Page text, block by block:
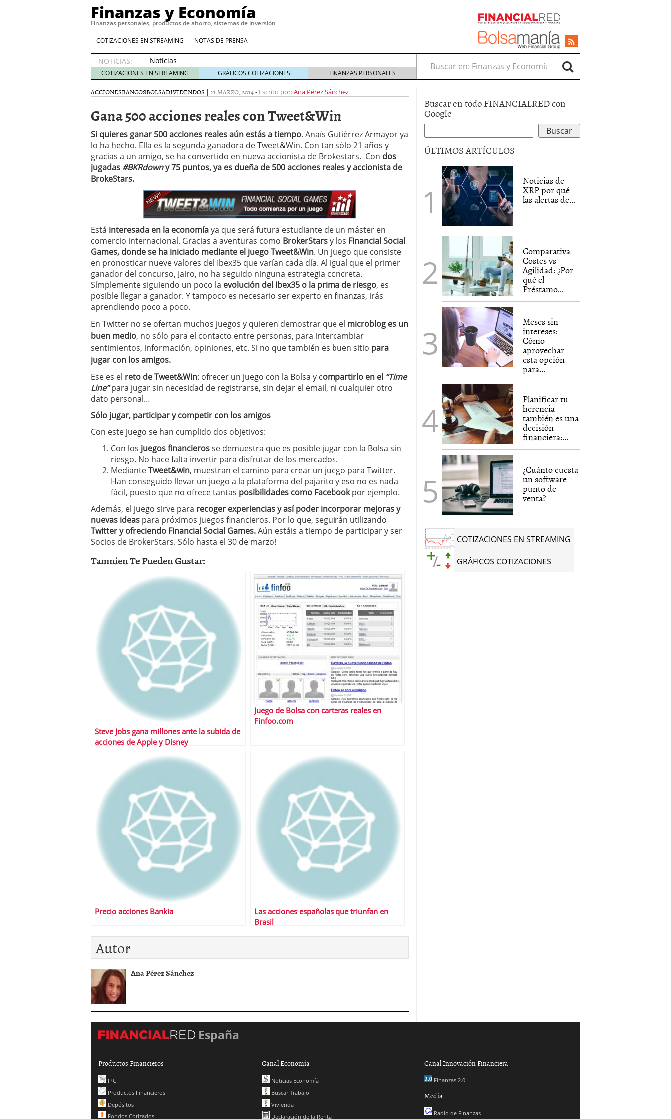
Finanzas y Economía
Finanzas personales, productos de ahorro, sistemas de inversión
COTIZACIONES EN STREAMING NOTAS DE PRENSA
NOTICIAS:
Noticias
de XRP
por qué
las
whales
suelen
llegar
tarde 16
de abril
de 2026
acelera la rentabilidad? 12 de diciembre de 2025
Meses sin intereses: Cómo aprovechar esta opción para gestionar tus
compras 24 de noviembre de 2025
Planificar tu herencia también es una decisión financiera: cómo anticiparte
a los costes 21 de noviembre de 2025
¿Cuánto cuesta un software punto de venta? 3 de octubre de 2025
COTIZACIONES EN STREAMING GRÁFICOS COTIZACIONES FINANZAS PERSONALES
Buscar en:
ACCIONESBANCOSBOLSADIVIDENDOS | 21 MARZO, 2014- Escrito por:Ana Pérez Sánchez
Gana 500 acciones reales con Tweet&Win
Si quieres ganar 500 acciones reales aún estás a tiempo. Anaís Gutiérrez Armayor ya
lo ha hecho. Ella es la segunda ganadora de Tweet&Win. Con tan sólo 21 años y
gracias a un amigo, se ha convertido en nueva accionista de Brokestars. Con dos
jugadas #BKRdowny 75 puntos, ya es dueña de 500 acciones reales y accionista de
BrokeStars.
Está interesada en la economíaya que será futura estudiante de un máster en
comercio internacional. Gracias a aventuras como BrokerStarsy los Financial Social
Games, donde se ha iniciado mediante el juego Tweet&Win. Un juego que consiste
en pronosticar nueve valores del Ibex35 que varían cada día. Al igual que el primer
ganador del concurso, Jairo, no ha seguido ninguna estrategia concreta.
Símplemente siguiendo un poco la evolución del Ibex35 o la prima de riesgo, es
posible llegar a ganador. Y tampoco es necesario ser experto en finanzas, irás
aprendiendo poco a poco.
En Twitter no se ofertan muchos juegos y quieren demostrar que el microblog es un
buen medio, no sólo para el contacto entre personas, para intercambiar
sentimientos, información, opiniones, etc. Si no que también es buen sitio para
jugar con los amigos.
Ese es el reto de Tweet&Win: ofrecer un juego con la Bolsa y compartirlo en el “Time
Line”para jugar sin necesidad de registrarse, sin dejar el email, ni cualquier otro
dato personal…
Sólo jugar, participar y competir con los amigos
Con este juego se han cumplido dos objetivos:
Con los juegos financierosse demuestra que es posible jugar con la Bolsa sin
riesgo. No hace falta invertir para disfrutar de los mercados.
MedianteTweet&win, muestran el camino para crear un juego para Twitter.
Han conseguido llevar un juego a la plataforma del pajarito y eso no es nada
fácil, puesto que no ofrece tantas posibilidades como Facebookpor ejemplo.
Además, el juego sirve para recoger experiencias y así poder incorporar mejoras y
nuevas ideas para próximos juegos financieros. Por lo que, seguirán utilizando
Twitter y ofreciendo Financial Social Games.Aún estáis a tiempo de participar y ser
Socios de BrokerStars. Sólo hasta el 30 de marzo!
Tamnien Te Pueden Gustar:
Steve Jobs gana millones ante la subida de
acciones de Apple y Disney
Juego de Bolsa con carteras reales en
Finfoo.com
Precio acciones Bankia
Las acciones españolas que triunfan en
Brasil
Autor
Ana Pérez Sánchez
Buscar en todo FINANCIALRED con
Google
ÚLTIMOS ARTÍCULOS
Noticias de
XRP por qué
las alertas de...
Comparativa
Costes vs
Agilidad: ¿Por
qué el
Préstamo...
Meses sin
intereses:
Cómo
aprovechar
esta opción
para...
Planificar tu
herencia
también es una
decisión
financiera:...
¿Cuánto cuesta
un software
punto de
venta?
COTIZACIONES EN STREAMING
GRÁFICOS COTIZACIONES
España
Productos Financieros
IPC
Productos Financieros
Depósitos
Fondos Cotizados
Canal Economía
Noticias Economía
Buscar Trabajo
Vivienda
Declaración de la Renta
Canal Innovación Financiera
Finanzas 2.0
Media
Radio de Finanzas